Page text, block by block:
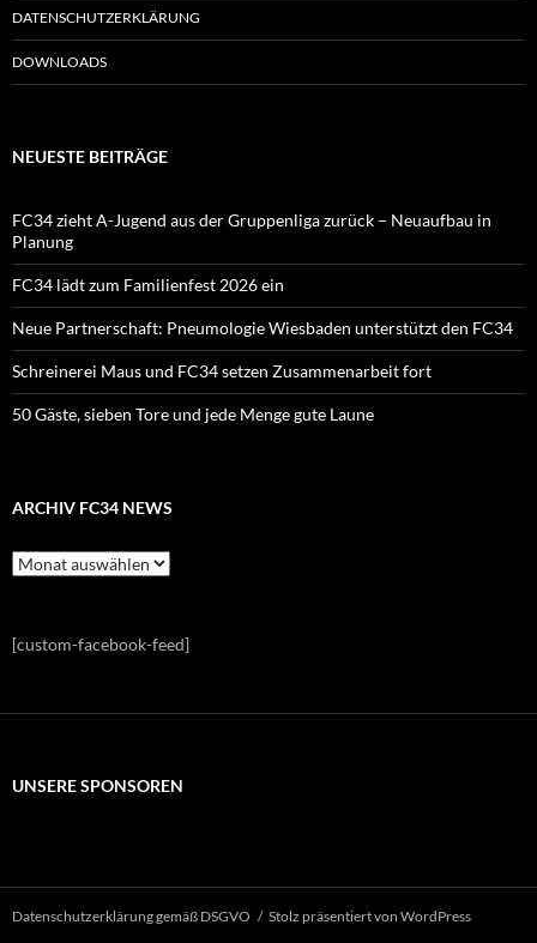
DATENSCHUTZERKLÄRUNG
DOWNLOADS
NEUESTE BEITRÄGE
FC34 zieht A-Jugend aus der Gruppenliga zurück – Neuaufbau in
Planung
FC34 lädt zum Familienfest 2026 ein
Neue Partnerschaft: Pneumologie Wiesbaden unterstützt den FC34
Schreinerei Maus und FC34 setzen Zusammenarbeit fort
50 Gäste, sieben Tore und jede Menge gute Laune
ARCHIV FC34 NEWS
Archiv
FC34
[custom-facebook-feed]
UNSERE SPONSOREN
Datenschutzerklärung gemäß DSGVO Stolz präsentiert von WordPress